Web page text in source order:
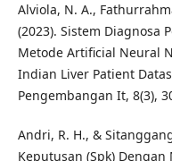
Alviola, N. A.,
(2023). Sistem Diagnosa
Metode Artificial Neural
Indian Liver Patient
Pengembangan It, 8(3),
Andri, R. H., &
Keputusan (Spk)